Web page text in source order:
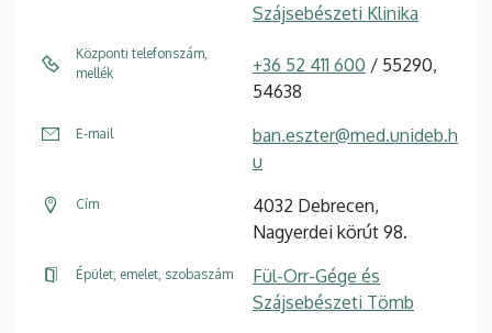
Szájsebészeti Klinika
Központi telefonszám,
mellék
+36 52 411 600 / 55290,
54638
E-mail
ban.eszter@med.unideb.h
u
Cím
4032 Debrecen,
Nagyerdei körút 98.
Épület, emelet, szobaszám
Fül-Orr-Gége és
Szájsebészeti Tömb